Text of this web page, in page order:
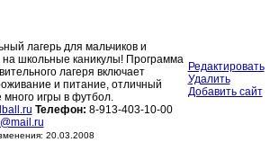
лагерь для мальчиков и
на школьные каникулы! Программа
лагеря включает
и питание, отличный
много игры в футбол.
Телефон: 8-913-403-10-00
20.03.2008
Редактировать
Удалить
Добавить сайт